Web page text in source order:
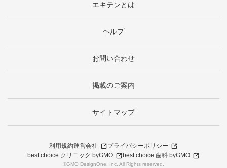
エキテンとは
ヘルプ
お問い合わせ
掲載のご案内
サイトマップ
利用規約運営会社
プライバシーポリシー
best choice クリニック byGMO
best choice 歯科 byGMO
©GMO DesignOne, Inc. All Rights reserved.